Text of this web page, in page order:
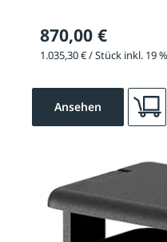
870,00 €
Ansehen